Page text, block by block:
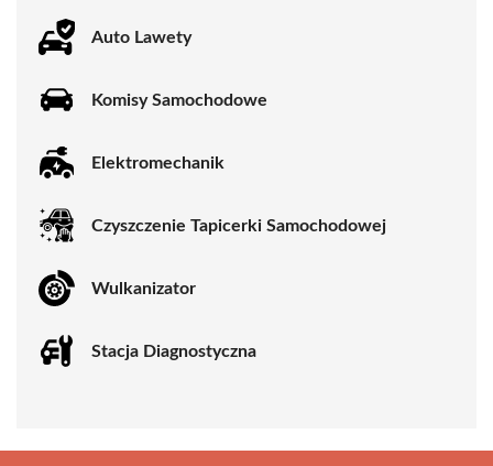
Auto Lawety
Komisy Samochodowe
Elektromechanik
Czyszczenie Tapicerki Samochodowej
Wulkanizator
Stacja Diagnostyczna